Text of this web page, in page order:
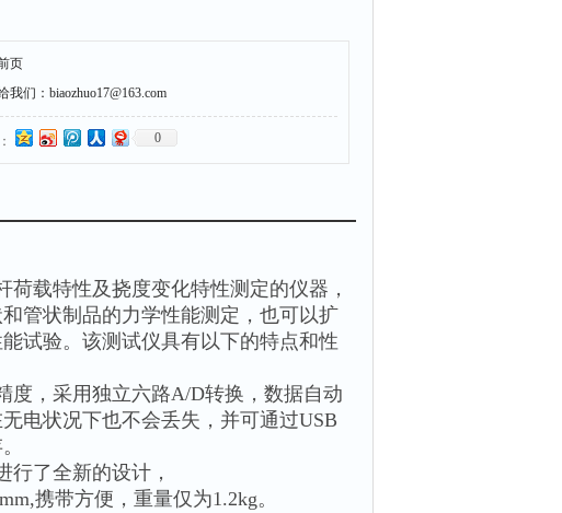
页
我们：biaozhuo17@163.com
0
载特性及挠度变化特性测定的仪器，
管状制品的力学性能测定，也可以扩
试验。该测试仪具有以下的特点和性
度，采用独立六路A/D转换，数据自动
电状况下也不会丢失，并可通过USB
了全新的设计，
携带方便，重量仅为1.2kg。